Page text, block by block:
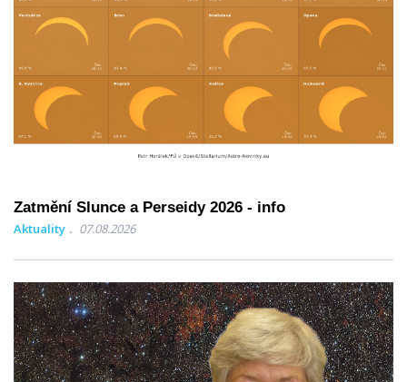
Zatmění Slunce a Perseidy 2026 - info
Aktuality 07.08.2026